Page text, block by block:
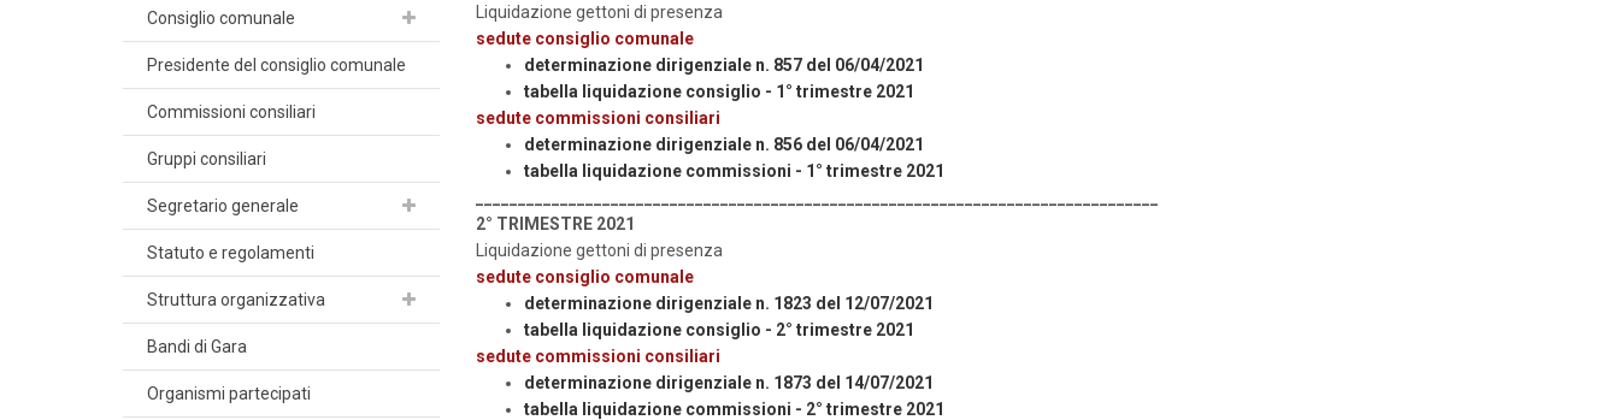
Consiglio comunale
Presidente del consiglio comunale
Commissioni consiliari
Gruppi consiliari
Segretario generale
Statuto e regolamenti
Struttura organizzativa
Bandi di Gara
Organismi partecipati
Liquidazione gettoni di presenza
sedute consiglio comunale
determinazione dirigenziale n. 857 del 06/04/2021
tabella liquidazione consiglio - 1° trimestre 2021
sedute commissioni consiliari
determinazione dirigenziale n. 856 del 06/04/2021
tabella liquidazione commissioni - 1° trimestre 2021
2° TRIMESTRE 2021
Liquidazione gettoni di presenza
sedute consiglio comunale
determinazione dirigenziale n. 1823 del 12/07/2021
tabella liquidazione consiglio - 2° trimestre 2021
sedute commissioni consiliari
determinazione dirigenziale n. 1873 del 14/07/2021
tabella liquidazione commissioni - 2° trimestre 2021